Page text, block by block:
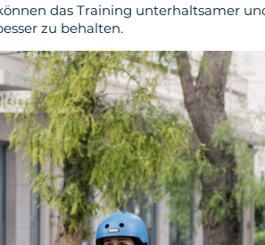
das Training unterhaltsamer
zu behalten.